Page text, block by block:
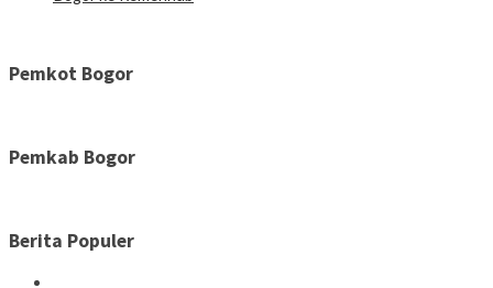
Pemkot Bogor
Pemkab Bogor
Berita Populer